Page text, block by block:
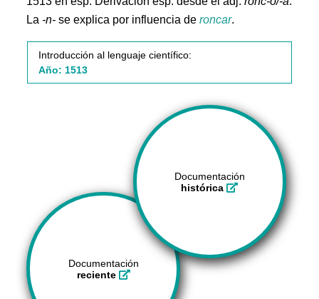
La -n- se explica por influencia deroncar.
Introducción al lenguaje científico:
Año: 1513
Documentación
histórica
Documentación
reciente